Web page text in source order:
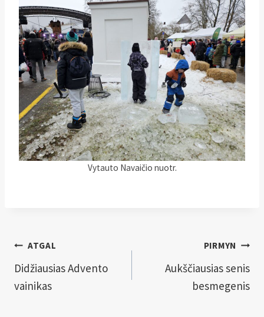
Vytauto Navaičio nuotr.
Navigacija
tarp
įrašų
ATGAL
Didžiausias Advento
vainikas
PIRMYN
Aukščiausias senis
besmegenis